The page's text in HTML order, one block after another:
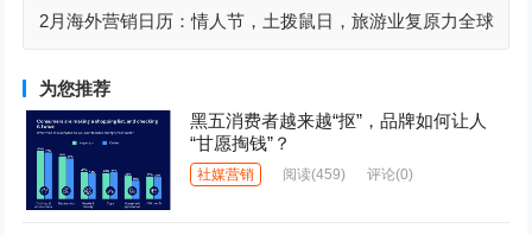
2月海外营销日历：情人节，土拨鼠日，旅游业复原力全球
为您推荐
黑五消费者越来越“抠”，品牌如何让人
“甘愿掏钱”？
社媒营销 阅读(459) 评论(0)